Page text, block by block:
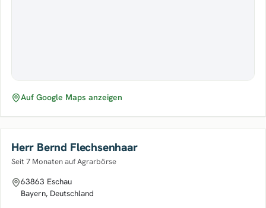
Auf Google Maps anzeigen
Herr Bernd Flechsenhaar
Seit 7 Monaten auf Agrarbörse
63863 Eschau
Bayern, Deutschland